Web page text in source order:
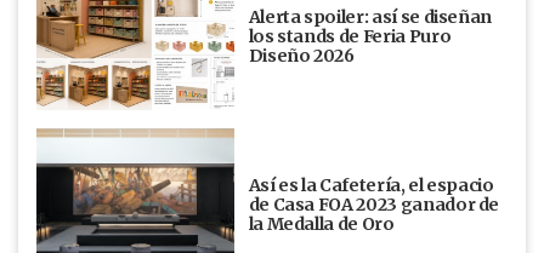
Alerta spoiler: así se diseñan
los stands de Feria Puro
Diseño 2026
Así es la Cafetería, el espacio
de Casa FOA 2023 ganador de
la Medalla de Oro